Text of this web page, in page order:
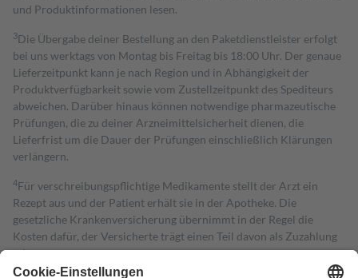
und Produktinformationen lesen.
3Die Übergabe deiner Bestellung an den Paketdienstleister erfolgt
bei uns werktags von Montag bis Freitag bis 18:00 Uhr. Der genaue
Lieferzeitpunkt kann je nach Region und in Abhängigkeit der
Produktverfügbarkeit sowie vom Zustellzeitpunkt des Spediteurs
abweichen. Darüber hinaus können notwendige pharmazeutische
Prüfungen, die zu deiner Arzneimittelsicherheit dienen, die
Lieferfrist um die Dauer der Prüfungen einschließlich Klärungen
verlängern.
4Für verschreibungspflichtige Medikamente stellt der Arzt ein
Rezept aus und der Patient erhält sie in der Apotheke. Die
gesetzliche Krankenversicherung übernimmt in der Regel die
Kosten dafür, der Versicherte trägt einen Teil davon als Zuzahlung
mit.
Grundsätzlich leisten Mitglieder Zuzahlungen in Höhe von zehn